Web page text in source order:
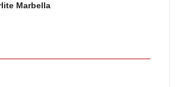
Marbella